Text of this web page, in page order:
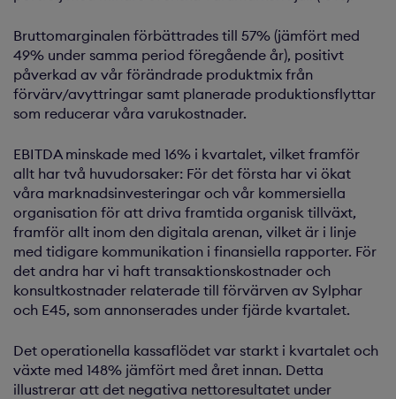
Bruttomarginalen förbättrades till 57% (jämfört med
49% under samma period föregående år), positivt
påverkad av vår förändrade produktmix från
förvärv/avyttringar samt planerade produktionsflyttar
som reducerar våra varukostnader.
EBITDA minskade med 16% i kvartalet, vilket framför
allt har två huvudorsaker: För det första har vi ökat
våra marknadsinvesteringar och vår kommersiella
organisation för att driva framtida organisk tillväxt,
framför allt inom den digitala arenan, vilket är i linje
med tidigare kommunikation i finansiella rapporter. För
det andra har vi haft transaktionskostnader och
konsultkostnader relaterade till förvärven av Sylphar
och E45, som annonserades under fjärde kvartalet.
Det operationella kassaflödet var starkt i kvartalet och
växte med 148% jämfört med året innan. Detta
illustrerar att det negativa nettoresultatet under